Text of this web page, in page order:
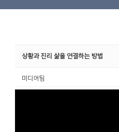
상황과 진리 삶을 연결하는 방법
미디어팀